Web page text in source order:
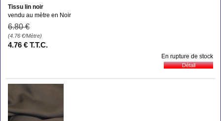
Tissu lin noir
vendu au mètre en Noir
6.80 €
(4.76 €/Mètre)
4.76 € T.T.C.
En rupture de stock